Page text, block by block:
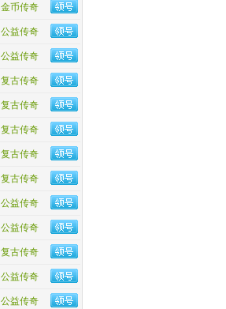
金币传奇
公益传奇
公益传奇
复古传奇
复古传奇
复古传奇
复古传奇
复古传奇
公益传奇
公益传奇
复古传奇
公益传奇
公益传奇